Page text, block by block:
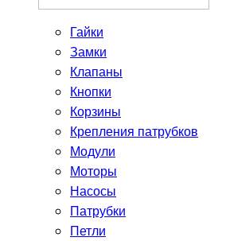
Гайки
Замки
Клапаны
Кнопки
Корзины
Крепления патрубков
Модули
Моторы
Насосы
Патрубки
Петли